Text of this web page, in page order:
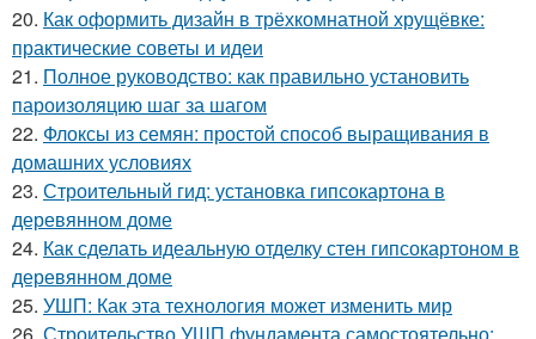
20. Как оформить дизайн в трёхкомнатной хрущёвке:
практические советы и идеи
21. Полное руководство: как правильно установить
пароизоляцию шаг за шагом
22. Флоксы из семян: простой способ выращивания в
домашних условиях
23. Строительный гид: установка гипсокартона в
деревянном доме
24. Как сделать идеальную отделку стен гипсокартоном в
деревянном доме
25. УШП: Как эта технология может изменить мир